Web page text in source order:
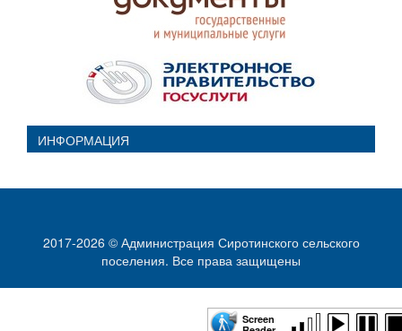
ИНФОРМАЦИЯ
2017-2026 © Администрация Сиротинского сельского
поселения. Все права защищены
Screen